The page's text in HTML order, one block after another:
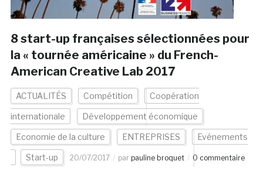
8 start-up françaises sélectionnées pour
la « tournée américaine » du French-
American Creative Lab 2017
ACTUALITÉS Compétition Coopération
internationale Développement économique
Economie de la culture ENTREPRISES Evénements
Start-up 20/07/2017 par pauline broquet 0 commentaire